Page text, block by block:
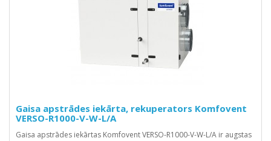
Gaisa apstrādes iekārta, rekuperators Komfovent
VERSO-R1000-V-W-L/A
Gaisa apstrādes iekārtas Komfovent VERSO-R1000-V-W-L/A ir augstas